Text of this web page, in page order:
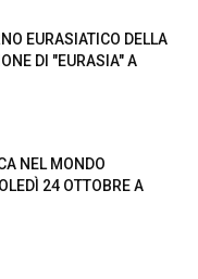
EURASIATICO DELLA
DI "EURASIA" A
NEL MONDO
24 OTTOBRE A